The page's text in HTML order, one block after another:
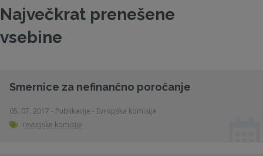
Največkrat prenešene
vsebine
Smernice za nefinančno poročanje
05. 07. 2017 - Publikacije - Evropska komisija
revizijske komisije